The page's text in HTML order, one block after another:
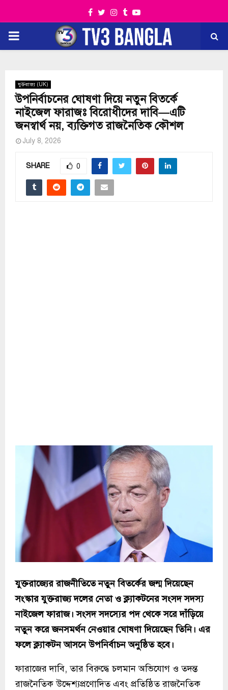
Facebook
TwitterInstagram
TumblrYoutube
PRIMARY
যুক্তরাজ্য (UK)
উপনির্বাচনের ঘোষণা দিয়ে নতুন বিতর্কে
নাইজেল ফারাজঃ বিরোধীদের দাবি—এটি
জনস্বার্থ নয়, ব্যক্তিগত রাজনৈতিক কৌশল
July 8, 2026
SHARE 0
যুক্তরাজ্যের রাজনীতিতে নতুন বিতর্কের জন্ম দিয়েছেন
সংস্কার যুক্তরাজ্য দলের নেতা ও ক্ল্যাকটনের সংসদ সদস্য
নাইজেল ফারাজ। সংসদ সদস্যের পদ থেকে সরে দাঁড়িয়ে
নতুন করে জনসমর্থন নেওয়ার ঘোষণা দিয়েছেন তিনি। এর
ফলে ক্ল্যাকটন আসনে উপনির্বাচন অনুষ্ঠিত হবে।
ফারাজের দাবি, তার বিরুদ্ধে চলমান অভিযোগ ও তদন্ত
রাজনৈতিক উদ্দেশ্যপ্রণোদিত এবং প্রতিষ্ঠিত রাজনৈতিক